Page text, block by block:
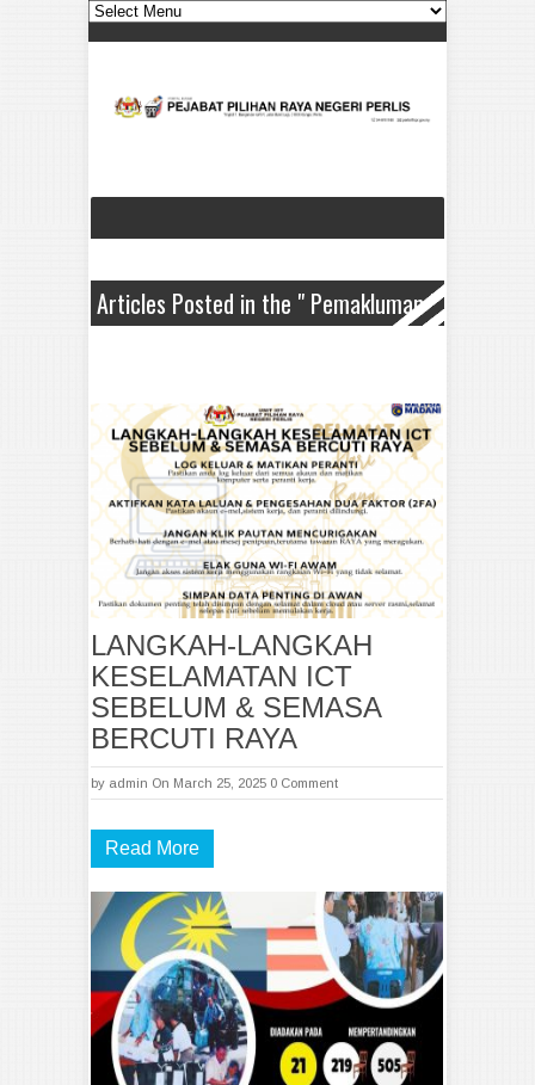
Articles Posted in the " Pemakluman "
Category
LANGKAH-LANGKAH
KESELAMATAN ICT
SEBELUM & SEMASA
BERCUTI RAYA
by admin On March 25, 2025 0 Comment
Read More